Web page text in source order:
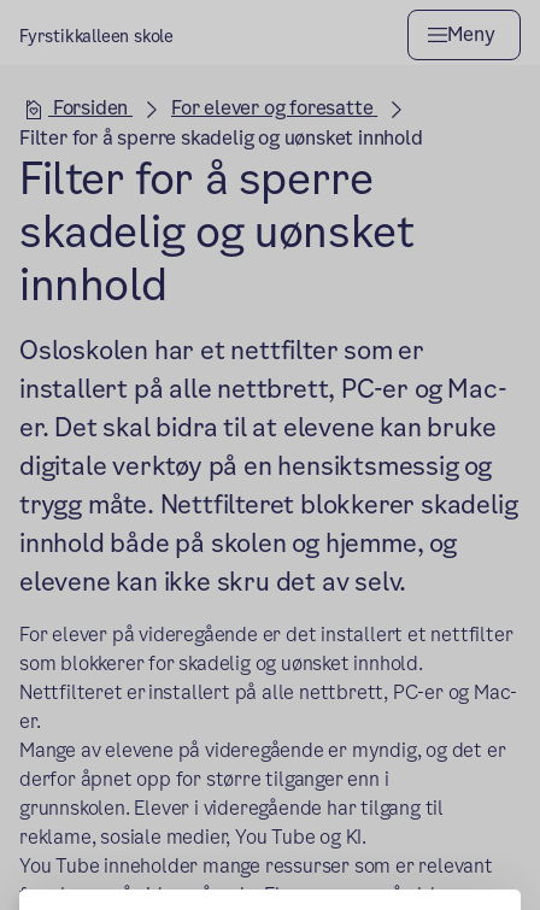
Fyrstikkalleen skole Meny
Hovedseksjon
Forsiden
For elever og foresatte
Filter for å sperre skadelig og uønsket innhold
Filter for å sperre
skadelig og uønsket
innhold
Osloskolen har et nettfilter som er
installert på alle nettbrett, PC-er og Mac-
er. Det skal bidra til at elevene kan bruke
digitale verktøy på en hensiktsmessig og
trygg måte. Nettfilteret blokkerer skadelig
innhold både på skolen og hjemme, og
elevene kan ikke skru det av selv.
For elever på videregående er det installert et nettfilter
som blokkerer for skadelig og uønsket innhold.
Nettfilteret er installert på alle nettbrett, PC-er og Mac-
er.
Mange av elevene på videregående er myndig, og det er
derfor åpnet opp for større tilganger enn i
grunnskolen. Elever i videregående har tilgang til
reklame, sosiale medier, You Tube og KI.
You Tube inneholder mange ressurser som er relevant
for elever på videregående. Elevene er også eldre og